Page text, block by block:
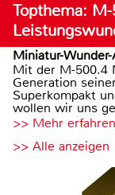
Topthema:
Miniatur-
Mit der M-500.4
Generation
Superkompakt
wollen wir uns
>> Mehr erfahren
>> Alle anzeigen